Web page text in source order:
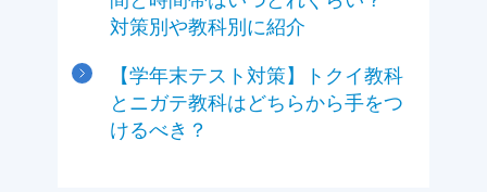
対策別や教科別に紹介
【学年末テスト対策】トクイ教科
とニガテ教科はどちらから手をつ
けるべき？